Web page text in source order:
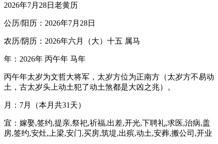
2026年7月28日老黄历
公历/阳历：2026年7月28日
农历/阴历：2026年六月（大）十五 属马
年：2026年 丙午年 马年
丙午年太岁为文哲大将军，太岁方位为正南方（太岁方不易动
土，古太岁头上动土犯了动土煞都是大凶之兆）。
月：7月（本月共31天）
宜：嫁娶,签约,提亲,祭祀,祈福,出差,开光,下聘礼,求医,治病,盖
房,签约,安灶,上梁,安门,买房,筑堤,出殡,动土,安葬,搬公司,开业